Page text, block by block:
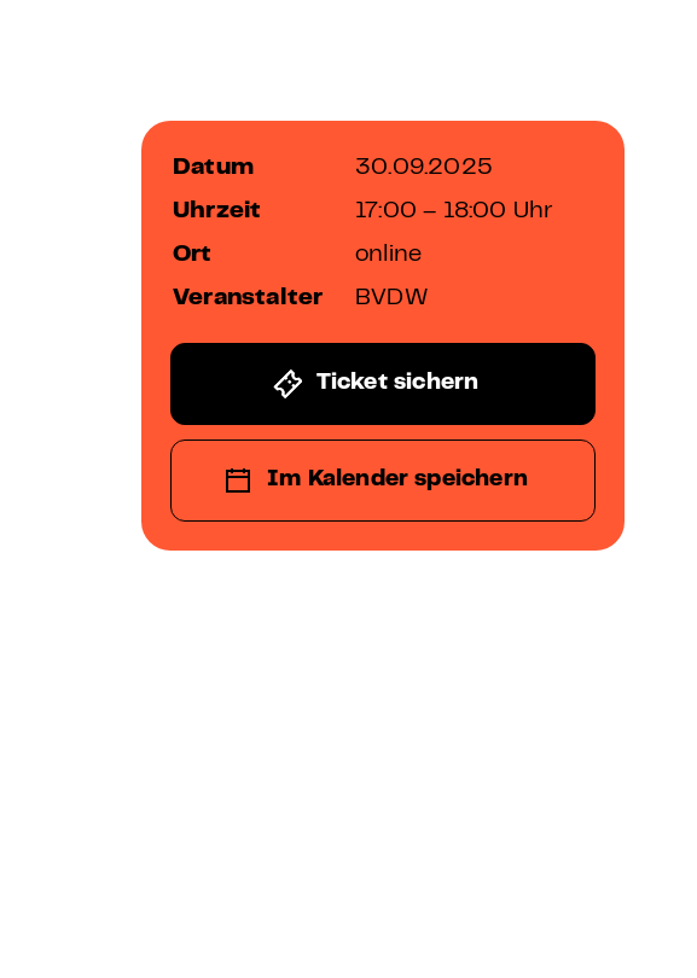
Datum 30.09.2025
Uhrzeit 17:00 – 18:00 Uhr
Ort online
Veranstalter BVDW
Ticket sichern
Im Kalender speichern